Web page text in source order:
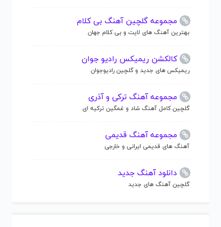
مجموعه گلچین آهنگ بی کلام
بهترین آهنگ های لایت و بی کلام جهان
کالکشن ریمیکس رادیو جوان
ریمیکس های جدید و گلچین رادیوجوان
مجموعه آهنگ ترکی و آذری
گلچین کامل آهنگ شاد و غمگین ترکیه ای
مجموعه آهنگ قدیمی
آهنگ های قدیمی ایرانی و خارجی
دانلود آهنگ جدید
گلچین آهنگ های جدید